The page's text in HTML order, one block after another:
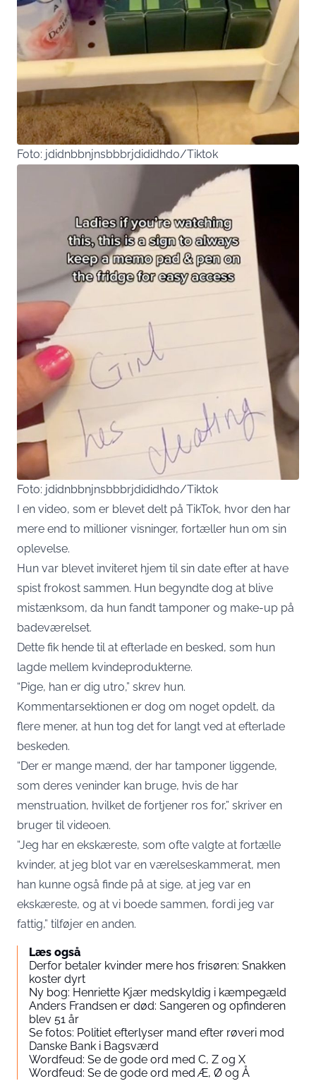
Foto: jdidnbbnjnsbbbrjdididhd0/Tiktok
Foto: jdidnbbnjnsbbbrjdididhd0/Tiktok
I en video, som er blevet delt på TikTok, hvor den har
mere end to millioner visninger, fortæller hun om sin
oplevelse.
Hun var blevet inviteret hjem til sin date efter at have
spist frokost sammen. Hun begyndte dog at blive
mistænksom, da hun fandt tamponer og make-up på
badeværelset.
Dette fik hende til at efterlade en besked, som hun
lagde mellem kvindeprodukterne.
“Pige, han er dig utro,” skrev hun.
Kommentarsektionen er dog om noget opdelt, da
flere mener, at hun tog det for langt ved at efterlade
beskeden.
“Der er mange mænd, der har tamponer liggende,
som deres veninder kan bruge, hvis de har
menstruation, hvilket de fortjener ros for,” skriver en
bruger til videoen.
“Jeg har en ekskæreste, som ofte valgte at fortælle
kvinder, at jeg blot var en værelseskammerat, men
han kunne også finde på at sige, at jeg var en
ekskæreste, og at vi boede sammen, fordi jeg var
fattig,” tilføjer en anden.
Læs også
Derfor betaler kvinder mere hos frisøren: Snakken
koster dyrt
Ny bog: Henriette Kjær medskyldig i kæmpegæld
Anders Frandsen er død: Sangeren og opfinderen
blev 51 år
Se fotos: Politiet efterlyser mand efter røveri mod
Danske Bank i Bagsværd
Wordfeud: Se de gode ord med C, Z og X
Wordfeud: Se de gode ord med Æ, Ø og Å